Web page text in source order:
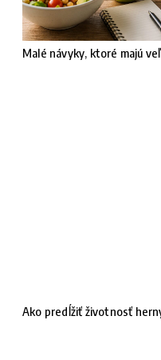
Malé návyky, ktoré majú
Ako predĺžiť životnosť